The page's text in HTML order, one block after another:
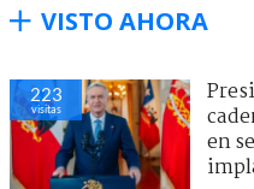
VISTO AHORA
223
visitas
en